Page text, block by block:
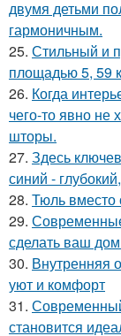
двумя детьми
гармоничным.
25. Стильный и
площадью 5, 59
26. Когда
чего-то явно не
шторы.
27. Здесь
синий -
28. Тюль вместо
29.
сделать ваш
30. Внутренняя
уют и комфорт
31.
становится